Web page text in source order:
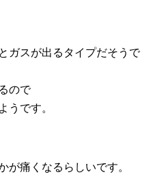
ガスが出るタイプだそうで
ので
うです。
が痛くなるらしいです。